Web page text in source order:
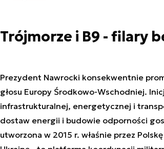
Trójmorze i B9 - filary
Prezydent Nawrocki konsekwentnie
głosu Europy Środkowo-Wschodniej.
infrastrukturalnej, energetycznej i
dostaw energii i budowie odporności
utworzona w 2015 r. właśnie przez